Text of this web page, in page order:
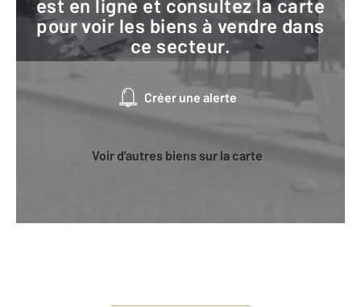
est en ligne et consultez la carte
pour voir les biens à vendre dans
ce secteur.
Créer une alerte
Voir d'autres biens sur la carte